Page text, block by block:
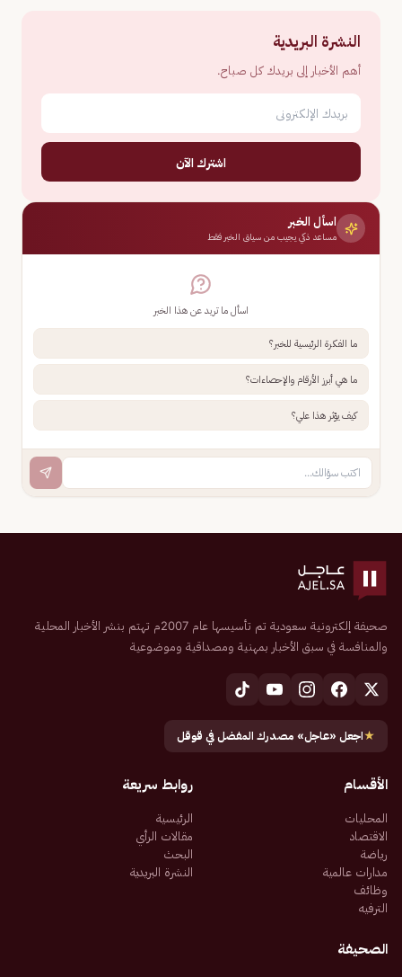
النشرة البريدية
أهم الأخبار إلى بريدك كل صباح.
اشترك الآن
اسأل الخبر
مساعد ذكي يجيب من سياق الخبر فقط
اسأل ما تريد عن هذا الخبر
ما الفكرة الرئيسية للخبر؟
ما هي أبرز الأرقام والإحصاءات؟
كيف يؤثر هذا علي؟
صحيفة إلكترونية سعودية تم تأسيسها عام 2007م تهتم بنشر الأخبار المحلية
والمنافسة في سبق الأخبار بمهنية ومصداقية وموضوعية
★اجعل «عاجل» مصدرك المفضل في قوقل
الأقسام
المحليات
الاقتصاد
رياضة
مدارات عالمية
وظائف
الترفيه
روابط سريعة
الرئيسية
مقالات الرأي
البحث
النشرة البريدية
الصحيفة